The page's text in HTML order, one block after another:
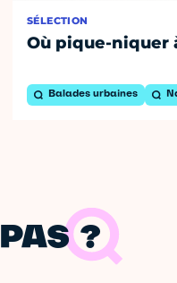
SÉLECTION
Où pique-niquer
Balades urbaines
?